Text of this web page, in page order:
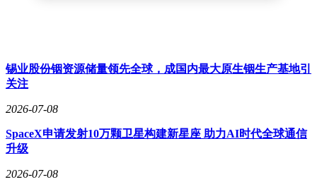
锡业股份铟资源储量领先全球，成国内最大原生铟生产基地引
关注
2026-07-08
SpaceX申请发射10万颗卫星构建新星座 助力AI时代全球通信
升级
2026-07-08